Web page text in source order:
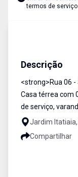
termos de serviço
Descrição
<strong>Rua 06
Casa térrea com
de serviço,
Jardim
Compartilhar